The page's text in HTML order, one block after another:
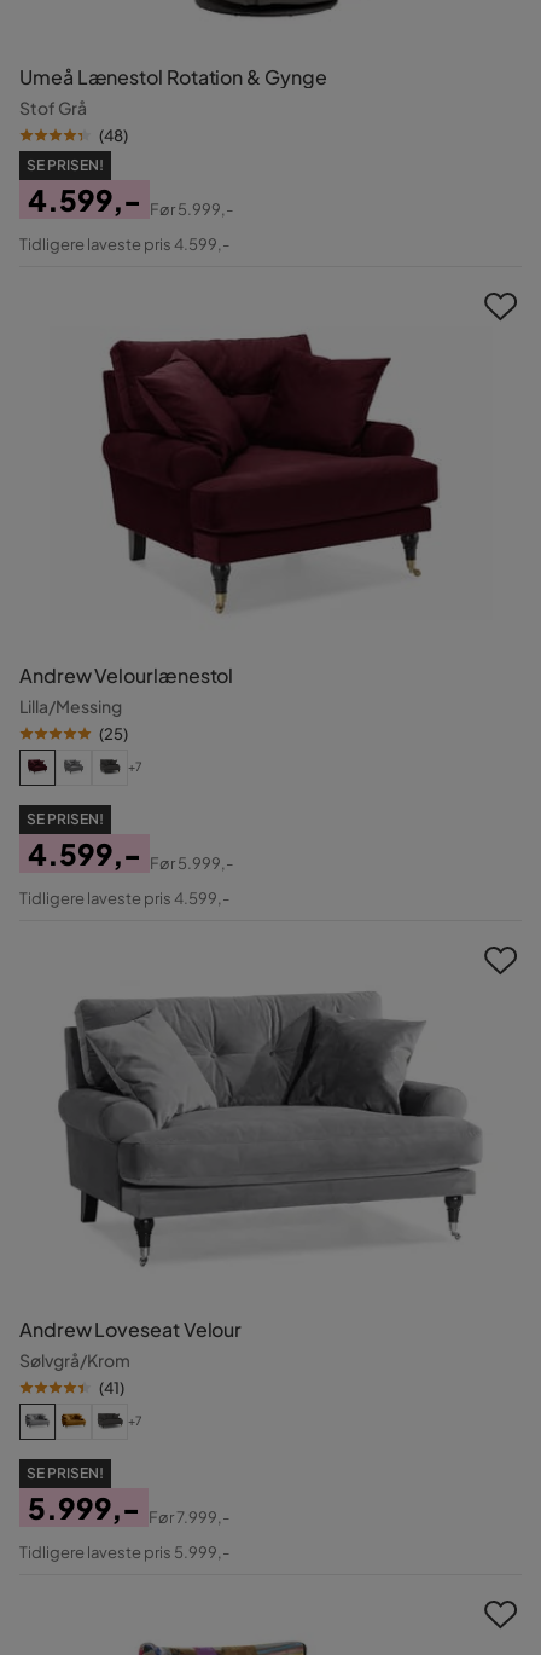
Umeå Lænestol Rotation & Gynge
Stof Grå
(48)
SE PRISEN!
Pris
4.599,-
Original
Før5.999,-
Tidligere laveste pris 4.599,-
Andrew Velourlænestol
Lilla/Messing
(25)
+7
SE PRISEN!
Pris
4.599,-
Original
Før5.999,-
Tidligere laveste pris 4.599,-
Andrew Loveseat Velour
Sølvgrå/Krom
(41)
+7
SE PRISEN!
Pris
5.999,-
Original
Før7.999,-
Tidligere laveste pris 5.999,-